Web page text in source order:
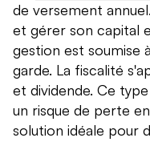
de versement
et gérer son capital
gestion est soumise
garde. La fiscalité
et dividende. Ce type
un risque de perte
solution idéale pour